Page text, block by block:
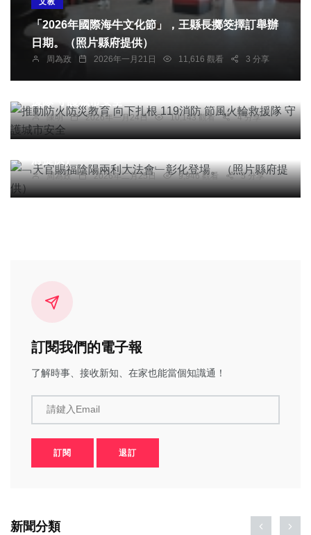
「2026年國際海牛文化節」，王縣長擲筊擇訂舉辦
日期。（照片縣府提供）
周為政 2026年一月21日 11,616 觀看 3 分享
社會 綜合新聞 健康 文教
推動防火防災教育 向下扎根 119消防 節風火輪救
陳明 2026年一月24日 10,143 觀看 4 分享
社會 宗教 綜合新聞 健康 文教
﹁天官賜福陰陽兩利大法會﹂彰化登場。（照片縣
周為政 2026年二月25日 9,946 觀看 5 分享
訂閱我們的電子報
了解時事、接收新知、在家也能當個知識通！
請鍵入Email
訂閱 退訂
新聞分類